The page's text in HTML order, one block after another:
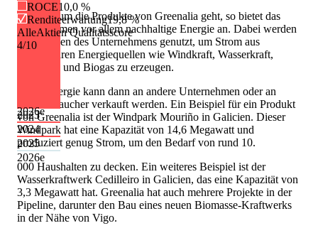
2026e
2023
2024
2025
2026e
ROCE10,0 %
Renditeerwartung19,8 %
AlleAktien Qualitätsscore
4/10
Wenn es um die Produkte von Greenalia geht, so bietet das
Unternehmen vor allem nachhaltige Energie an. Dabei werden
die Anlagen des Unternehmens genutzt, um Strom aus
erneuerbaren Energiequellen wie Windkraft, Wasserkraft,
Biomasse und Biogas zu erzeugen.
Diese Energie kann dann an andere Unternehmen oder an
Endverbraucher verkauft werden. Ein Beispiel für ein Produkt
von Greenalia ist der Windpark Mouriño in Galicien. Dieser
Windpark hat eine Kapazität von 14,6 Megawatt und
produziert genug Strom, um den Bedarf von rund 10.
000 Haushalten zu decken. Ein weiteres Beispiel ist der
Wasserkraftwerk Cedilleiro in Galicien, das eine Kapazität von
3,3 Megawatt hat. Greenalia hat auch mehrere Projekte in der
Pipeline, darunter den Bau eines neuen Biomasse-Kraftwerks
in der Nähe von Vigo.